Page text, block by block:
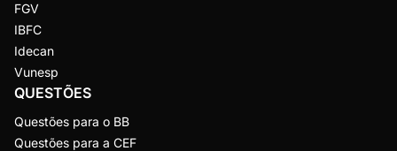
FGV
IBFC
Idecan
Vunesp
QUESTÕES
Questões para o BB
Questões para a CEF